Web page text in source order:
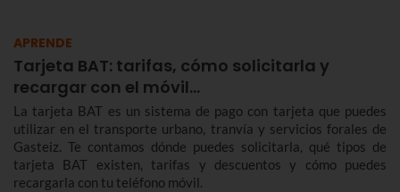
APRENDE
Tarjeta BAT: tarifas, cómo solicitarla y
recargar con el móvil…
La tarjeta BAT es un sistema de pago con tarjeta que puedes
utilizar en el transporte urbano, tranvía y servicios forales de
Gasteiz. Te contamos dónde puedes solicitarla, qué tipos de
tarjeta BAT existen, tarifas y descuentos y cómo puedes
recargarla con tu teléfono móvil.